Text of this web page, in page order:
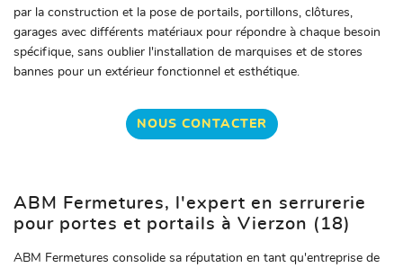
Actualités
Contact
INSCRIPTION
par la construction et la pose de portails, portillons, clôtures,
garages avec différents matériaux pour répondre à chaque besoin
spécifique, sans oublier l'installation de marquises et de stores
bannes pour un extérieur fonctionnel et esthétique.
NOUS CONTACTER
ABM Fermetures, l'expert en serrurerie
pour portes et portails à Vierzon (18)
ABM Fermetures consolide sa réputation en tant qu'entreprise de